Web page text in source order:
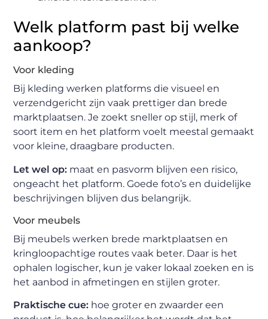
Welk platform past bij welke
aankoop?
Voor kleding
Bij kleding werken platforms die visueel en
verzendgericht zijn vaak prettiger dan brede
marktplaatsen. Je zoekt sneller op stijl, merk of
soort item en het platform voelt meestal gemaakt
voor kleine, draagbare producten.
Let wel op: maat en pasvorm blijven een risico,
ongeacht het platform. Goede foto’s en duidelijke
beschrijvingen blijven dus belangrijk.
Voor meubels
Bij meubels werken brede marktplaatsen en
kringloopachtige routes vaak beter. Daar is het
ophalen logischer, kun je vaker lokaal zoeken en is
het aanbod in afmetingen en stijlen groter.
Praktische cue: hoe groter en zwaarder een